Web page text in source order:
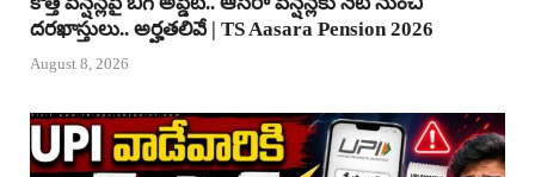
దరఖాస్తులు.. అర్హతలివే | TS Aasara Pension 2026
August 8, 2026